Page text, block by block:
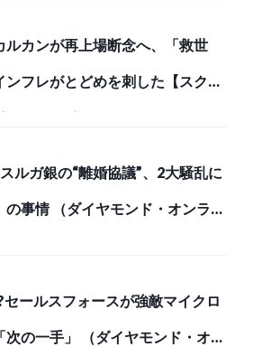
ルカンが再上場断念へ、「救世
ンフレがとどめを刺した【スク
オンライン）
ルガ銀の“離婚協議”、2大騒乱に
の事情 （ダイヤモンド・オンライ
ールスフォースが強敵マイクロ
次の一手」 （ダイヤモンド・オン